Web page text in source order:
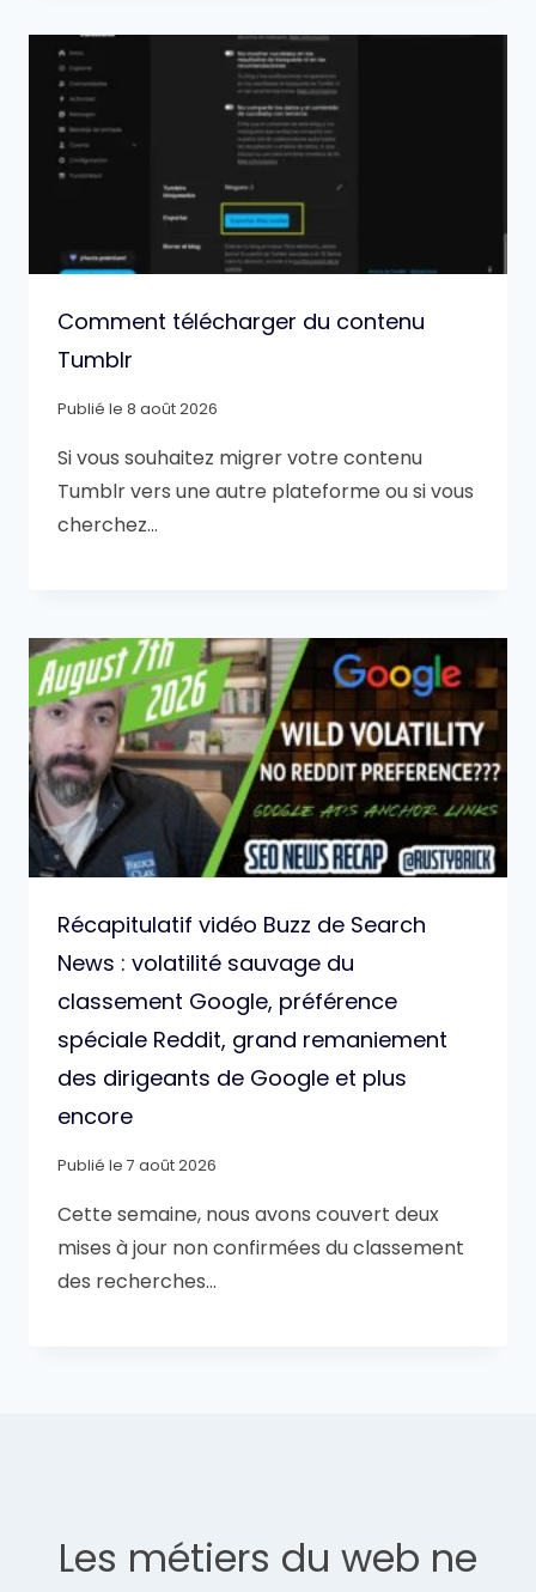
Comment télécharger du contenu
Tumblr
Publié le 8 août 2026
Si vous souhaitez migrer votre contenu
Tumblr vers une autre plateforme ou si vous
cherchez…
Récapitulatif vidéo Buzz de Search
News : volatilité sauvage du
classement Google, préférence
spéciale Reddit, grand remaniement
des dirigeants de Google et plus
encore
Publié le 7 août 2026
Cette semaine, nous avons couvert deux
mises à jour non confirmées du classement
des recherches…
Les métiers du web ne